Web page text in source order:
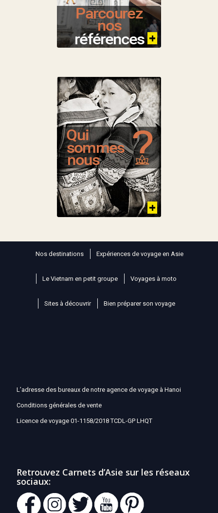
Nos destinations Expériences de voyage en Asie
Le Vietnam en petit groupe Voyages à moto
Sites à découvrir Bien préparer son voyage
L’adresse des bureaux de notre agence de voyage à Hanoi
Conditions générales de vente
Licence de voyage 01-1158/2018 TCDL-GP LHQT
Retrouvez Carnets d’Asie sur les réseaux
sociaux: